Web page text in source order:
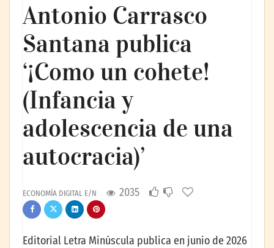
Antonio Carrasco
Santana publica
‘¡Como un cohete!
(Infancia y
adolescencia de una
autocracia)’
ECONOMÍA DIGITAL E/N 2035
Editorial Letra Minúscula publica en junio de 2026